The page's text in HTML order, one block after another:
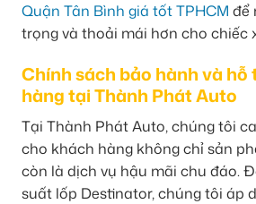
Quận Tân Bình giá tốt TPHCM để
trọng và thoải mái hơn cho chiếc
Chính sách bảo hành và hỗ
hàng tại Thành Phát Auto
Tại Thành Phát Auto, chúng tôi
cho khách hàng không chỉ sản
còn là dịch vụ hậu mãi chu đáo.
suất lốp Destinator, chúng tôi áp